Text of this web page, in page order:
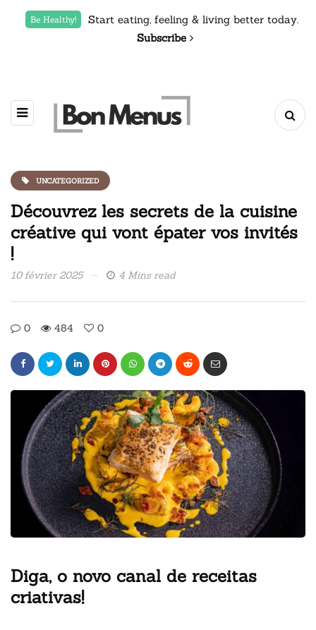
Be Healthy!
Start eating, feeling & living better today.
Subscribe
UNCATEGORIZED
Découvrez les secrets de la cuisine
créative qui vont épater vos invités
!
10 février 2025 4 Mins read
0 484 0
Diga, o novo canal de receitas
criativas!